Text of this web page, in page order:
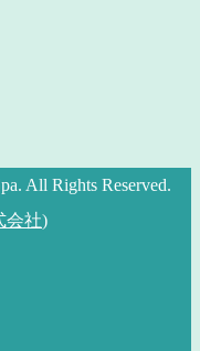
All Rights Reserved.
会社)